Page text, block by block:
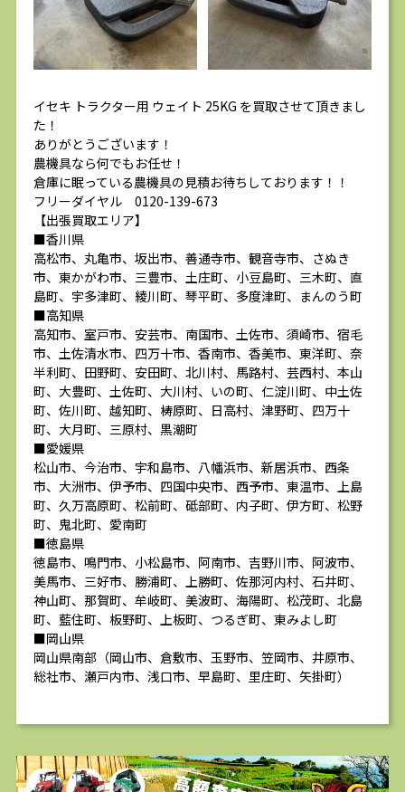
イセキ トラクター用 ウェイト 25KG を買取させて頂きまし
た！
ありがとうございます！
農機具なら何でもお任せ！
倉庫に眠っている農機具の見積お待ちしております！！
フリーダイヤル 0120-139-673
【出張買取エリア】
■香川県
高松市、丸亀市、坂出市、善通寺市、観音寺市、さぬき
市、東かがわ市、三豊市、土庄町、小豆島町、三木町、直
島町、宇多津町、綾川町、琴平町、多度津町、まんのう町
■高知県
高知市、室戸市、安芸市、南国市、土佐市、須崎市、宿毛
市、土佐清水市、四万十市、香南市、香美市、東洋町、奈
半利町、田野町、安田町、北川村、馬路村、芸西村、本山
町、大豊町、土佐町、大川村、いの町、仁淀川町、中土佐
町、佐川町、越知町、梼原町、日高村、津野町、四万十
町、大月町、三原村、黒潮町
■愛媛県
松山市、今治市、宇和島市、八幡浜市、新居浜市、西条
市、大洲市、伊予市、四国中央市、西予市、東温市、上島
町、久万高原町、松前町、砥部町、内子町、伊方町、松野
町、鬼北町、愛南町
■徳島県
徳島市、鳴門市、小松島市、阿南市、吉野川市、阿波市、
美馬市、三好市、勝浦町、上勝町、佐那河内村、石井町、
神山町、那賀町、牟岐町、美波町、海陽町、松茂町、北島
町、藍住町、板野町、上板町、つるぎ町、東みよし町
■岡山県
岡山県南部（岡山市、倉敷市、玉野市、笠岡市、井原市、
総社市、瀬戸内市、浅口市、早島町、里庄町、矢掛町）